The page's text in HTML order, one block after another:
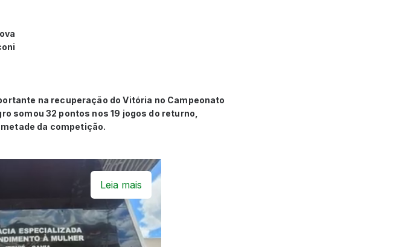
na recuperação do Vitória no Campeonato
somou 32 pontos nos 19 jogos do returno,
da competição.
Leia mais